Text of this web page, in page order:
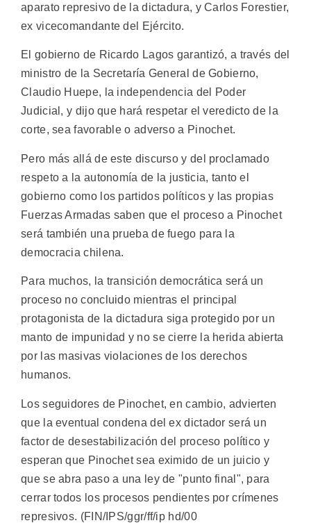
aparato represivo de la dictadura, y Carlos Forestier,
ex vicecomandante del Ejército.
El gobierno de Ricardo Lagos garantizó, a través del
ministro de la Secretaría General de Gobierno,
Claudio Huepe, la independencia del Poder
Judicial, y dijo que hará respetar el veredicto de la
corte, sea favorable o adverso a Pinochet.
Pero más allá de este discurso y del proclamado
respeto a la autonomía de la justicia, tanto el
gobierno como los partidos políticos y las propias
Fuerzas Armadas saben que el proceso a Pinochet
será también una prueba de fuego para la
democracia chilena.
Para muchos, la transición democrática será un
proceso no concluido mientras el principal
protagonista de la dictadura siga protegido por un
manto de impunidad y no se cierre la herida abierta
por las masivas violaciones de los derechos
humanos.
Los seguidores de Pinochet, en cambio, advierten
que la eventual condena del ex dictador será un
factor de desestabilización del proceso político y
esperan que Pinochet sea eximido de un juicio y
que se abra paso a una ley de "punto final", para
cerrar todos los procesos pendientes por crímenes
represivos. (FIN/IPS/ggr/ff/ip hd/00